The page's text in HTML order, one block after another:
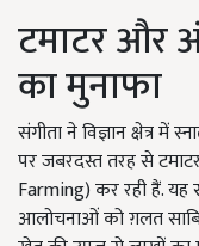
टमाटर और
का मुनाफा
संगीता ने विज्ञान क्षेत्र
पर जबरदस्त तरह से
Farming) कर रही हैं.
आलोचनाओं को ग़लत